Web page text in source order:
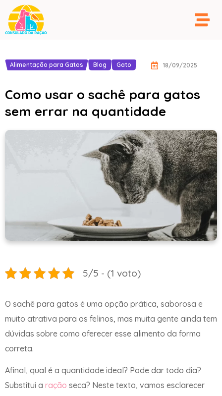
Alimentação para Gatos Blog Gato 18/09/2025
Como usar o sachê para gatos
sem errar na quantidade
5/5 - (1 voto)
O sachê para gatos é uma opção prática, saborosa e
muito atrativa para os felinos, mas muita gente ainda tem
dúvidas sobre como oferecer esse alimento da forma
correta.
Afinal, qual é a quantidade ideal? Pode dar todo dia?
Substitui a ração seca? Neste texto, vamos esclarecer